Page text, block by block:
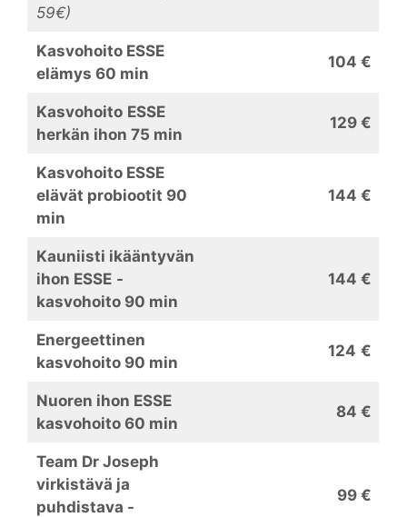
59€)
Kasvohoito ESSE
elämys 60 min
104 €
Kasvohoito ESSE
herkän ihon 75 min
129 €
Kasvohoito ESSE
elävät probiootit 90
min
144 €
Kauniisti ikääntyvän
ihon ESSE -
kasvohoito 90 min
144 €
Energeettinen
kasvohoito 90 min
124 €
Nuoren ihon ESSE
kasvohoito 60 min
84 €
Team Dr Joseph
virkistävä ja
puhdistava -
99 €